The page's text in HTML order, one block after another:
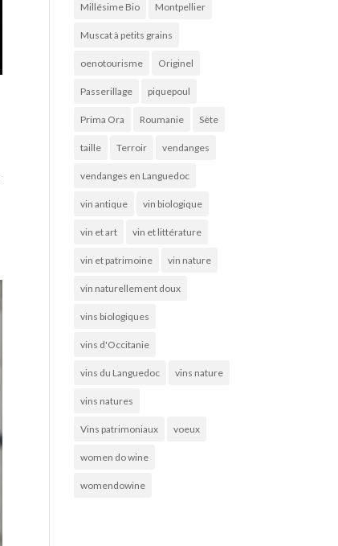
Millésime Bio Montpellier
Muscat à petits grains
oenotourisme Originel
Passerillage piquepoul
Prima Ora Roumanie Sète
taille Terroir vendanges
vendanges en Languedoc
vin antique vin biologique
vin et art vin et littérature
vin et patrimoine vin nature
vin naturellement doux
vins biologiques
vins d'Occitanie
vins du Languedoc vins nature
vins natures
Vins patrimoniaux voeux
women do wine
womendowine